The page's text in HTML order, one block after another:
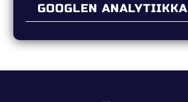
GOOGLEN ANALYTIIKKA